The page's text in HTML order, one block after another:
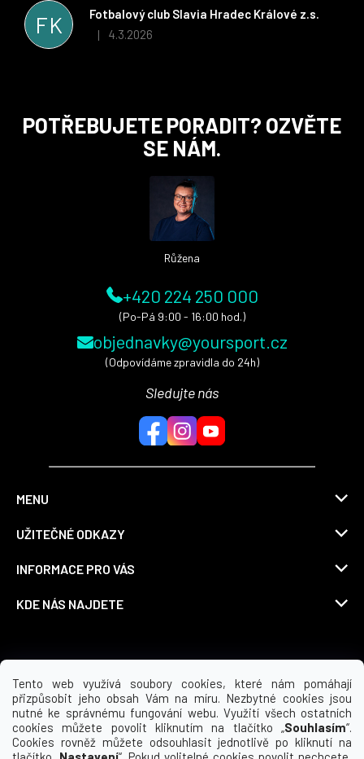
Tento web využívá soubory cookies, které nám pomáhají
přizpůsobit jeho obsah Vám na míru. Nezbytné cookies jsou
nutné ke správnému fungování webu. Využití všech ostatních
cookies můžete povolit kliknutím na tlačítko „Souhlasím“.
Cookies rovněž můžete odsouhlasit jednotlivě po kliknutí na
FK
Fotbalový club Slavia Hradec Králové z.s.
Hodnocení obchodu je 5 z 5 hvězdiček.
| 4.3.2026
stran. Věříme, že v tomto duchu bude spolupráce pokračovat
i nadále, nyní už začínáme řešit i první sady dresů ;)
POTŘEBUJETE PORADIT? OZVĚTE
SE NÁM.
Růžena
+420 224 250 000
(Po-Pá 9:00 - 16:00 hod.)
objednavky@yoursport.cz
(Odpovídáme zpravidla do 24h)
Sledujte nás
MENU
UŽITEČNÉ ODKAZY
INFORMACE PRO VÁS
KDE NÁS NAJDETE
Možnosti dopravy